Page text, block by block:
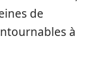
de
à